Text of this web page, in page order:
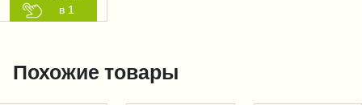
в 1
Похожие товары